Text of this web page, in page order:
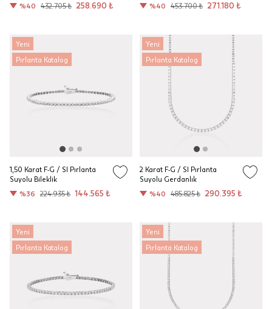
%40
432.705 ₺ 258.690 ₺
%40
453.700 ₺ 271.180 ₺
Yeni
Pırlanta Katalog
1,50 Karat F-G / SI Pırlanta
Suyolu Bileklik
%36
224.935 ₺ 144.565 ₺
Yeni
Pırlanta Katalog
2 Karat F-G / SI Pırlanta
Suyolu Gerdanlık
%40
485.825 ₺ 290.395 ₺
Yeni
Pırlanta Katalog
Yeni
Pırlanta Katalog